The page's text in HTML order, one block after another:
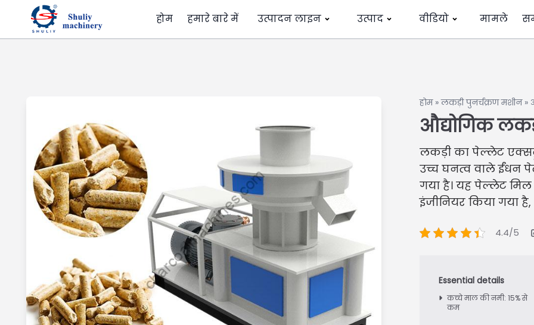
होम हमारे बारे में उत्पादन लाइन उत्पाद वीडियो मामले
होम»लकड़ी पुनर्चक्रण मशीन»
औद्योगिक
लकड़ी का पेल्लेट
उच्च घनत्व वाले ईंधन
गया है। यह पेल्लेट मिल
इंजीनियर किया गया
4.4/5
कच्चे माल की नमी: 15% से
कम